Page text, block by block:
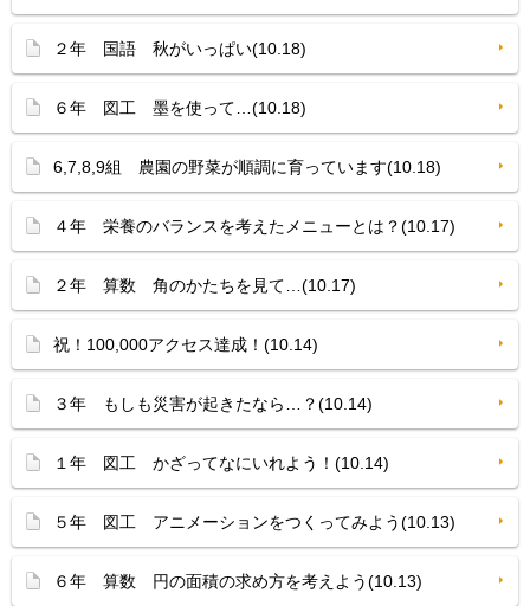
２年 国語 秋がいっぱい(10.18)
６年 図工 墨を使って…(10.18)
6,7,8,9組 農園の野菜が順調に育っています(10.18)
４年 栄養のバランスを考えたメニューとは？(10.17)
２年 算数 角のかたちを見て…(10.17)
祝！100,000アクセス達成！(10.14)
３年 もしも災害が起きたなら…？(10.14)
１年 図工 かざってなにいれよう！(10.14)
５年 図工 アニメーションをつくってみよう(10.13)
６年 算数 円の面積の求め方を考えよう(10.13)